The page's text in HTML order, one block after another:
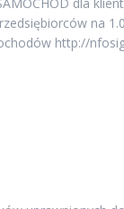
na
http://